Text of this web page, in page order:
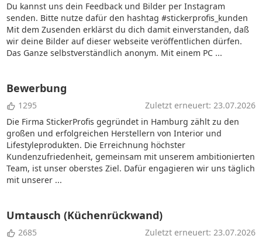
Du kannst uns dein Feedback und Bilder per Instagram
senden. Bitte nutze dafür den hashtag #stickerprofis_kunden
Mit dem Zusenden erklärst du dich damit einverstanden, daß
wir deine Bilder auf dieser webseite veröffentlichen dürfen.
Das Ganze selbstverständlich anonym. Mit einem PC ...
Bewerbung
1295
Zuletzt erneuert: 23.07.2026
Die Firma StickerProfis gegründet in Hamburg zählt zu den
großen und erfolgreichen Herstellern von Interior und
Lifestyleprodukten. Die Erreichnung höchster
Kundenzufriedenheit, gemeinsam mit unserem ambitionierten
Team, ist unser oberstes Ziel. Dafür engagieren wir uns täglich
mit unserer ...
Umtausch (Küchenrückwand)
2685 Zuletzt erneuert: 23.07.2026